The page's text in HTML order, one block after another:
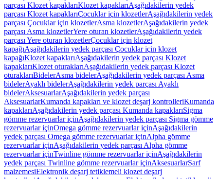
parçası Klozet kapaklarıKlozet kapaklarıAşağıdakilerin yedek
parçası Klozet kapaklarıÇocuklar için klozetlerAşağıdakilerin yedek
parçası Çocuklar için klozetlerAsma klozetlerAşağıdakilerin yedek
parçası Asma klozetlerYere oturan klozetlerAşağıdakilerin yedek
parçası Yere oturan klozetlerÇocuklar için klozet
kapağıAşağıdakilerin yedek parçası Çocuklar için klozet
kapağıKlozet kapaklarıAşağıdakilerin yedek parçası Klozet
kapaklarıKlozet oturaklarıAşağıdakilerin yedek parçası Klozet
oturaklarıBidelerAsma bidelerAşağıdakilerin yedek parçası Asma
bidelerAyaklı bidelerAşağıdakilerin yedek parçası Ayaklı
bidelerAksesuarlarAşağıdakilerin yedek parçası
AksesuarlarKumanda kapakları ve klozet deşarj kontrolleriKumanda
kapaklarıAşağıdakilerin yedek parçası Kumanda kapaklarıSigma
gömme rezervuarlar içinAşağıdakilerin yedek parçası Sigma gömme
rezervuarlar içinOmega gömme rezervuarlar içinAşağıdakilerin
yedek parçası Omega gömme rezervuarlar içinAlpha gömme
rezervuarlar içinAşağıdakilerin yedek parçası Alpha gömme
rezervuarlar içinTwinline gömme rezervuarlar içinAşağıdakilerin
yedek parçası Twinline gömme rezervuarlar içinAksesuarlarSarf
malzemesiElektronik deşarj tetiklemeli klozet deşarj